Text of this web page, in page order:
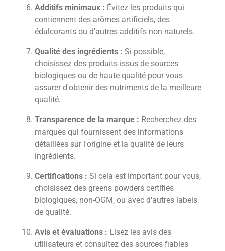
Additifs minimaux : Évitez les produits qui
contiennent des arômes artificiels, des
édulcorants ou d'autres additifs non naturels.
Qualité des ingrédients : Si possible,
choisissez des produits issus de sources
biologiques ou de haute qualité pour vous
assurer d'obtenir des nutriments de la meilleure
qualité.
Transparence de la marque : Recherchez des
marques qui fournissent des informations
détaillées sur l'origine et la qualité de leurs
ingrédients.
Certifications : Si cela est important pour vous,
choisissez des greens powders certifiés
biologiques, non-OGM, ou avec d'autres labels
de qualité.
Avis et évaluations : Lisez les avis des
utilisateurs et consultez des sources fiables